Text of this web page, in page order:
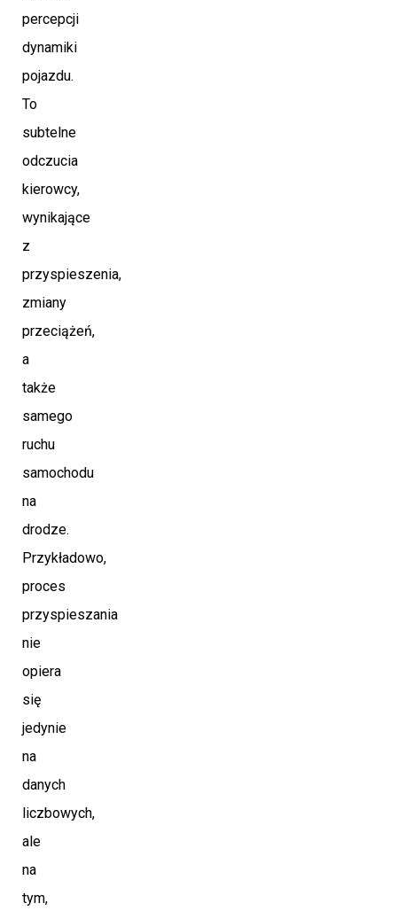
percepcji
dynamiki
pojazdu.
To
subtelne
odczucia
kierowcy,
wynikające
z
przyspieszenia,
zmiany
przeciążeń,
a
także
samego
ruchu
samochodu
na
drodze.
Przykładowo,
proces
przyspieszania
nie
opiera
się
jedynie
na
danych
liczbowych,
ale
na
tym,